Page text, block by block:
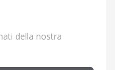
della nostra